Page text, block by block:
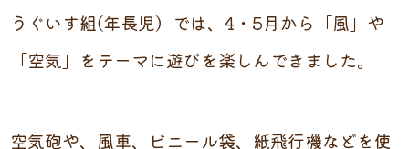
うぐいす組(年長児）では、4・5月から「風」や
「空気」をテーマに遊びを楽しんできました。
空気砲や、風車、ビニール袋、紙飛行機などを使